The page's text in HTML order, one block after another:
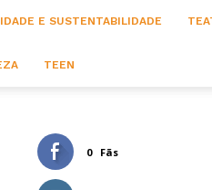
E SUSTENTABILIDADE
TEEN
0 Fãs